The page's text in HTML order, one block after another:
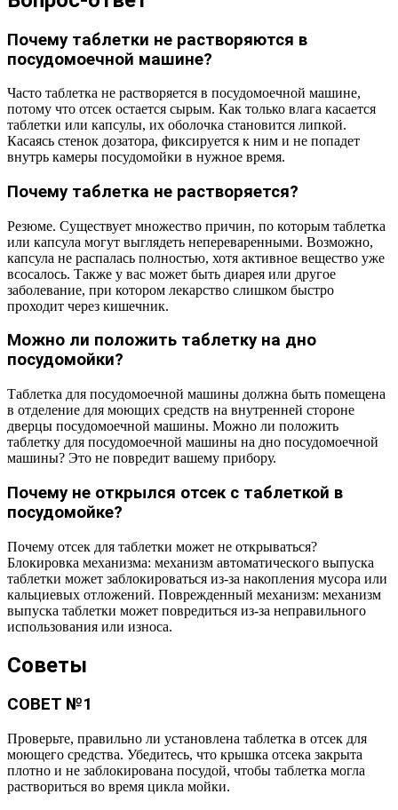
Почему таблетки не растворяются в
посудомоечной машине?
Часто таблетка не растворяется в посудомоечной машине,
потому что отсек остается сырым. Как только влага касается
таблетки или капсулы, их оболочка становится липкой.
Касаясь стенок дозатора, фиксируется к ним и не попадет
внутрь камеры посудомойки в нужное время.
Почему таблетка не растворяется?
Резюме. Существует множество причин, по которым таблетка
или капсула могут выглядеть непереваренными. Возможно,
капсула не распалась полностью, хотя активное вещество уже
всосалось. Также у вас может быть диарея или другое
заболевание, при котором лекарство слишком быстро
проходит через кишечник.
Можно ли положить таблетку на дно
посудомойки?
Таблетка для посудомоечной машины должна быть помещена
в отделение для моющих средств на внутренней стороне
дверцы посудомоечной машины. Можно ли положить
таблетку для посудомоечной машины на дно посудомоечной
машины? Это не повредит вашему прибору.
Почему не открылся отсек с таблеткой в
посудомойке?
Почему отсек для таблетки может не открываться?
Блокировка механизма: механизм автоматического выпуска
таблетки может заблокироваться из-за накопления мусора или
кальциевых отложений. Поврежденный механизм: механизм
выпуска таблетки может повредиться из-за неправильного
использования или износа.
Советы
СОВЕТ №1
Проверьте, правильно ли установлена таблетка в отсек для
моющего средства. Убедитесь, что крышка отсека закрыта
плотно и не заблокирована посудой, чтобы таблетка могла
раствориться во время цикла мойки.